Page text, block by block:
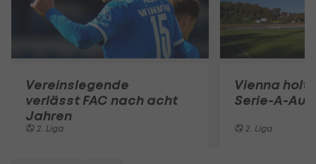
Vereinslegende
verlässt FAC nach acht
Jahren
2. Liga
Vienna holt
Serie-A-
2. Liga